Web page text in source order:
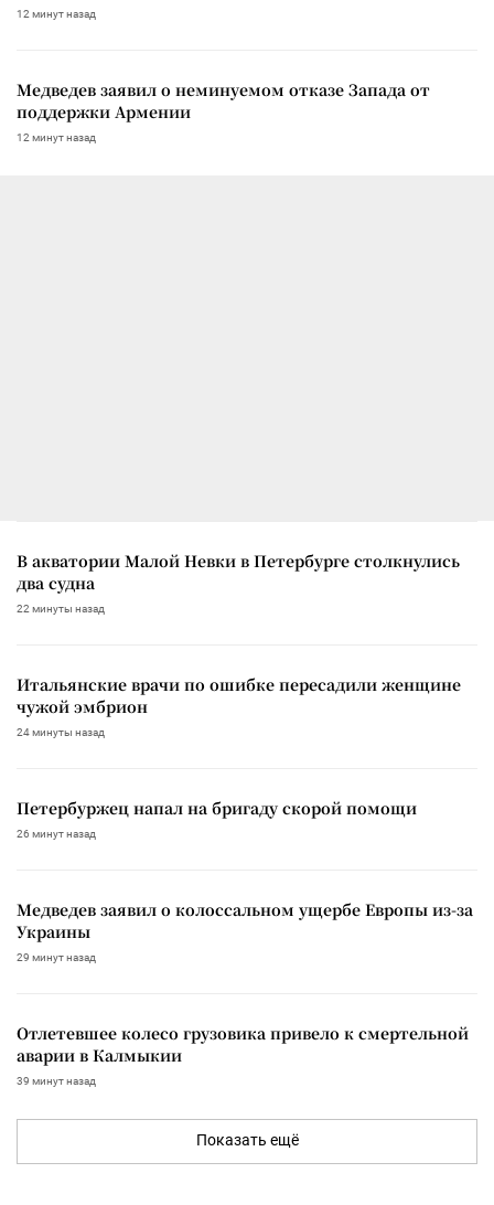
12 минут назад
Медведев заявил о неминуемом отказе Запада от
поддержки Армении
12 минут назад
В акватории Малой Невки в Петербурге столкнулись
два судна
22 минуты назад
Итальянские врачи по ошибке пересадили женщине
чужой эмбрион
24 минуты назад
Петербуржец напал на бригаду скорой помощи
26 минут назад
Медведев заявил о колоссальном ущербе Европы из-за
Украины
29 минут назад
Отлетевшее колесо грузовика привело к смертельной
аварии в Калмыкии
39 минут назад
Показать ещё